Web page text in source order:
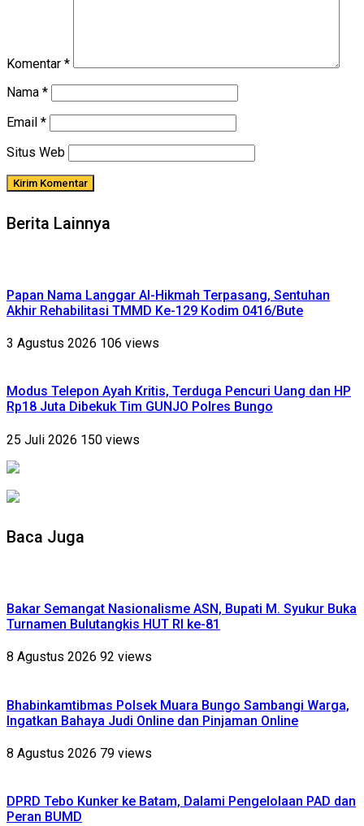
Komentar *
Nama *
Email *
Situs Web
Berita Lainnya
Papan Nama Langgar Al-Hikmah Terpasang, Sentuhan
Akhir Rehabilitasi TMMD Ke-129 Kodim 0416/Bute
3 Agustus 2026 106 views
Modus Telepon Ayah Kritis, Terduga Pencuri Uang dan HP
Rp18 Juta Dibekuk Tim GUNJO Polres Bungo
25 Juli 2026 150 views
Baca Juga
Bakar Semangat Nasionalisme ASN, Bupati M. Syukur Buka
Turnamen Bulutangkis HUT RI ke-81
8 Agustus 2026 92 views
Bhabinkamtibmas Polsek Muara Bungo Sambangi Warga,
Ingatkan Bahaya Judi Online dan Pinjaman Online
8 Agustus 2026 79 views
DPRD Tebo Kunker ke Batam, Dalami Pengelolaan PAD dan
Peran BUMD